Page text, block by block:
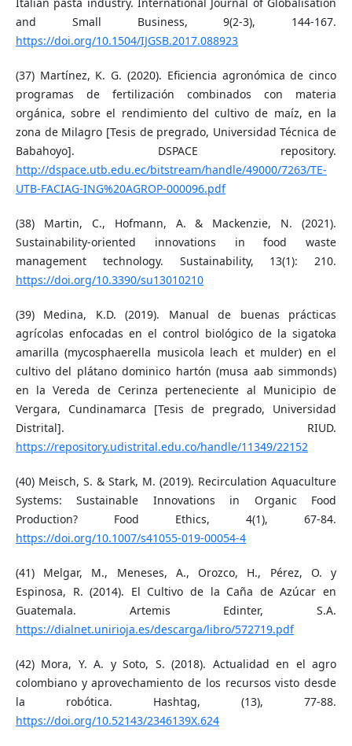
and Small Business, 9(2-3), 144-167.
https://doi.org/10.1504/IJGSB.2017.088923
(37) Martínez, K. G. (2020). Eficiencia agronómica de cinco
programas de fertilización combinados con materia
orgánica, sobre el rendimiento del cultivo de maíz, en la
zona de Milagro [Tesis de pregrado, Universidad Técnica de
Babahoyo]. DSPACE repository.
http://dspace.utb.edu.ec/bitstream/handle/49000/7263/TE-
UTB-FACIAG-ING%20AGROP-000096.pdf
(38) Martin, C., Hofmann, A. & Mackenzie, N. (2021).
Sustainability-oriented innovations in food waste
management technology. Sustainability, 13(1): 210.
https://doi.org/10.3390/su13010210
(39) Medina, K.D. (2019). Manual de buenas prácticas
agrícolas enfocadas en el control biológico de la sigatoka
amarilla (mycosphaerella musicola leach et mulder) en el
cultivo del plátano dominico hartón (musa aab simmonds)
en la Vereda de Cerinza perteneciente al Municipio de
Vergara, Cundinamarca [Tesis de pregrado, Universidad
Distrital]. RIUD.
https://repository.udistrital.edu.co/handle/11349/22152
(40) Meisch, S. & Stark, M. (2019). Recirculation Aquaculture
Systems: Sustainable Innovations in Organic Food
Production? Food Ethics, 4(1), 67-84.
https://doi.org/10.1007/s41055-019-00054-4
(41) Melgar, M., Meneses, A., Orozco, H., Pérez, O. y
Espinosa, R. (2014). El Cultivo de la Caña de Azúcar en
Guatemala. Artemis Edinter, S.A.
https://dialnet.unirioja.es/descarga/libro/572719.pdf
(42) Mora, Y. A. y Soto, S. (2018). Actualidad en el agro
colombiano y aprovechamiento de los recursos visto desde
la robótica. Hashtag, (13), 77-88.
https://doi.org/10.52143/2346139X.624